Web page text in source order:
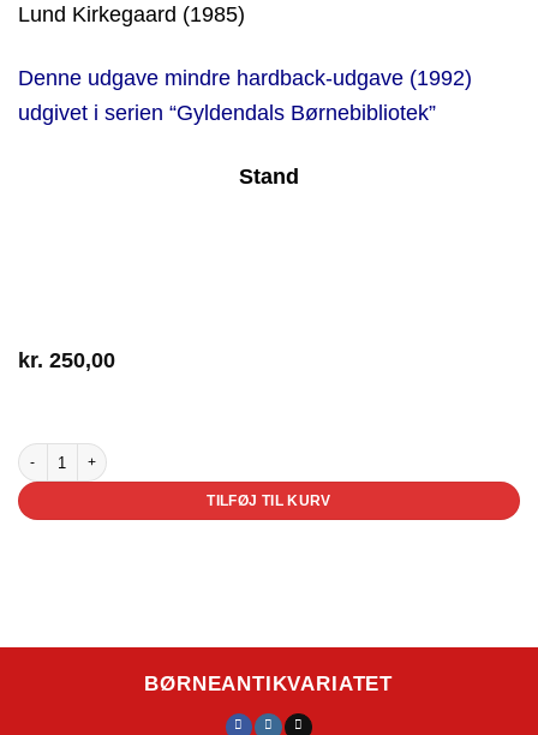
Lund Kirkegaard (1985)
Denne udgave mindre hardback-udgave (1992)
udgivet i serien “Gyldendals Børnebibliotek”
Stand
kr. 250,00
Hubertus Hugtand antal
TILFØJ TIL KURV
BØRNEANTIKVARIATET